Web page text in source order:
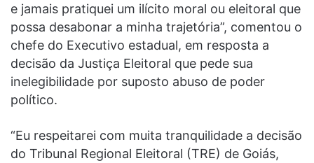
e jamais pratiquei um ilícito moral ou eleitoral que
possa desabonar a minha trajetória”, comentou o
chefe do Executivo estadual, em resposta a
decisão da Justiça Eleitoral que pede sua
inelegibilidade por suposto abuso de poder
político.
“Eu respeitarei com muita tranquilidade a decisão
do Tribunal Regional Eleitoral (TRE) de Goiás,